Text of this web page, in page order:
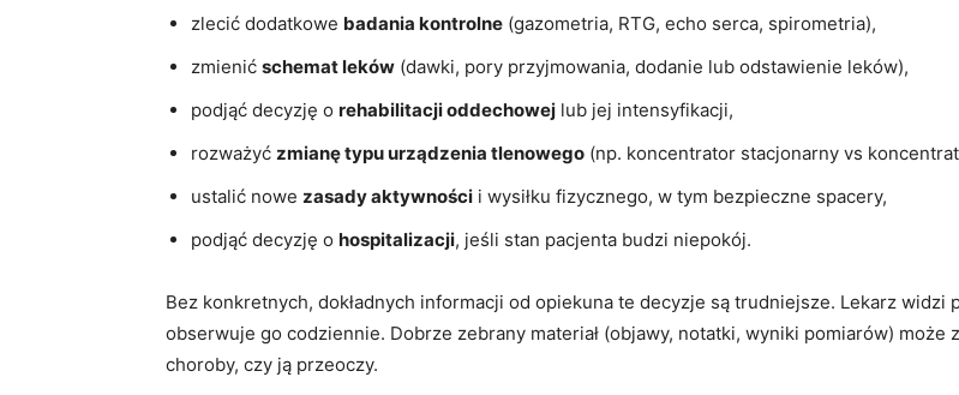
zlecić dodatkowe badania kontrolne (gazometria, RTG, echo serca, spirometria),
zmienić schemat leków (dawki, pory przyjmowania, dodanie lub odstawienie leków),
podjąć decyzję o rehabilitacji oddechowej lub jej intensyfikacji,
rozważyć zmianę typu urządzenia tlenowego (np. koncentrator stacjonarny vs
ustalić nowe zasady aktywności i wysiłku fizycznego, w tym bezpieczne spacery,
podjąć decyzję o hospitalizacji, jeśli stan pacjenta budzi niepokój.
Bez konkretnych, dokładnych informacji od opiekuna te decyzje są trudniejsze. Lekarz
obserwuje go codziennie. Dobrze zebrany materiał (objawy, notatki, wyniki pomiarów)
choroby, czy ją przeoczy.